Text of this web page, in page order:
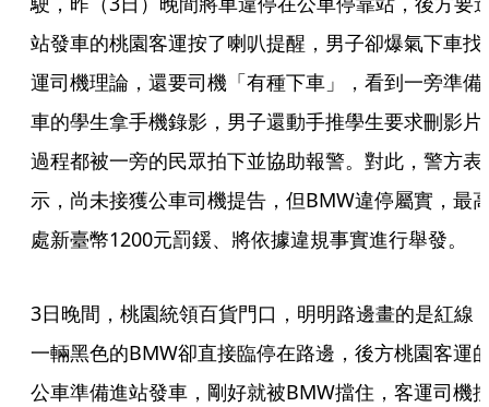
站發車的桃園客運按了喇叭提醒，男子卻爆氣下車找
運司機理論，還要司機「有種下車」，看到一旁準備
車的學生拿手機錄影，男子還動手推學生要求刪影片
過程都被一旁的民眾拍下並協助報警。對此，警方表
示，尚未接獲公車司機提告，但BMW違停屬實，最
處新臺幣1200元罰鍰、將依據違規事實進行舉發。
3日晚間，桃園統領百貨門口，明明路邊畫的是紅線
一輛黑色的BMW卻直接臨停在路邊，後方桃園客運
公車準備進站發車，剛好就被BMW擋住，客運司機